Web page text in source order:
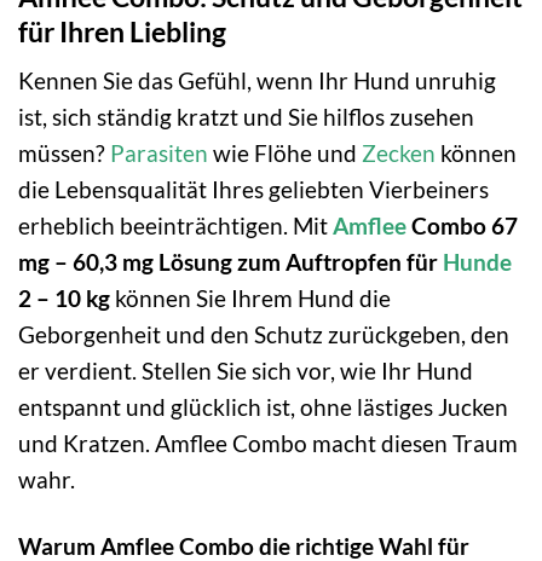
für Ihren Liebling
Kennen Sie das Gefühl, wenn Ihr Hund unruhig
ist, sich ständig kratzt und Sie hilflos zusehen
müssen? Parasiten wie Flöhe und Zecken können
die Lebensqualität Ihres geliebten Vierbeiners
erheblich beeinträchtigen. MitAmfleeCombo 67
mg – 60,3 mg Lösung zum Auftropfen für Hunde
2 – 10 kg können Sie Ihrem Hund die
Geborgenheit und den Schutz zurückgeben, den
er verdient. Stellen Sie sich vor, wie Ihr Hund
entspannt und glücklich ist, ohne lästiges Jucken
und Kratzen. Amflee Combo macht diesen Traum
wahr.
Warum Amflee Combo die richtige Wahl für